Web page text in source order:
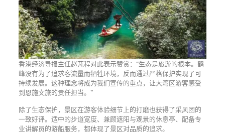
香港经济导报主任赵芃程对此表示赞赏：“生态是旅游的根本。鹤
峰没有为了追求客流量而牺牲环境，反而通过严格保护实现了可
持续发展。这种理念将成为我们宣传的重点，让大湾区游客感受
到恩施文旅的责任担当。”
除了生态保护，景区在游客体验细节上的打磨也获得了采风团的
一致好评。适中的步道宽度、兼顾遮阳与观景的休息亭、配备专
业讲解员的游船服务，都体现了景区对品质的追求。